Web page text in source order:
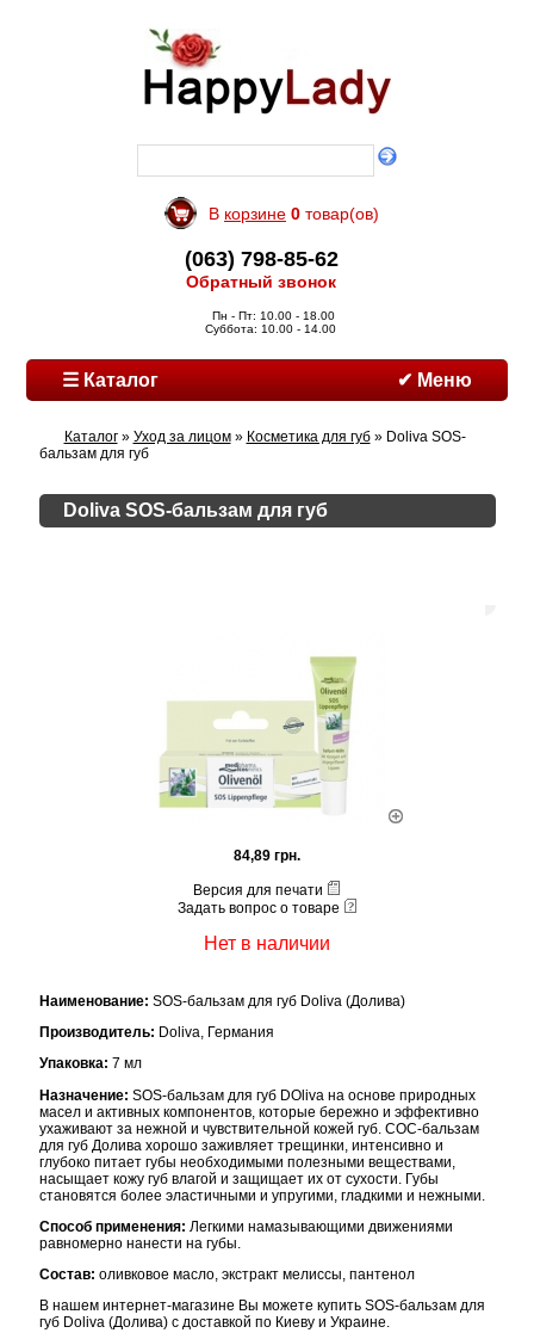
В корзине 0 товар(ов)
(063) 798-85-62
Обратный звонок
Пн - Пт: 10.00 - 18.00
Суббота: 10.00 - 14.00
☰ Каталог ✔ Меню
Каталог» Уход за лицом» Косметика для губ» Doliva SOS-
бальзам для губ
Doliva SOS-бальзам для губ
84,89 грн.
Версия для печати
Задать вопрос о товаре
Нет в наличии
Наименование: SOS-бальзам для губ Doliva (Долива)
Производитель: Doliva, Германия
Упаковка: 7 мл
Назначение: SOS-бальзам для губ DOliva на основе природных
масел и активных компонентов, которые бережно и эффективно
ухаживают за нежной и чувствительной кожей губ. СОС-бальзам
для губ Долива хорошо заживляет трещинки, интенсивно и
глубоко питает губы необходимыми полезными веществами,
насыщает кожу губ влагой и защищает их от сухости. Губы
становятся более эластичными и упругими, гладкими и нежными.
Способ применения: Легкими намазывающими движениями
равномерно нанести на губы.
Состав: оливковое масло, экстракт мелиссы, пантенол
В нашем интернет-магазине Вы можете купить SOS-бальзам для
губ Doliva (Долива) с доставкой по Киеву и Украине.